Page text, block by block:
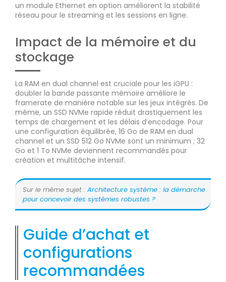
un module Ethernet en option améliorent la stabilité
réseau pour le streaming et les sessions en ligne.
Impact de la mémoire et du
stockage
La RAM en dual channel est cruciale pour les iGPU :
doubler la bande passante mémoire améliore le
framerate de manière notable sur les jeux intégrés. De
même, un SSD NVMe rapide réduit drastiquement les
temps de chargement et les délais d’encodage. Pour
une configuration équilibrée, 16 Go de RAM en dual
channel et un SSD 512 Go NVMe sont un minimum ; 32
Go et 1 To NVMe deviennent recommandés pour
création et multitâche intensif.
Sur le même sujet : Architecture système : la démarche
pour concevoir des systèmes robustes ?
Guide d’achat et
configurations
recommandées